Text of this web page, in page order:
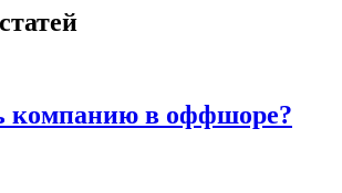
компанию в оффшоре?